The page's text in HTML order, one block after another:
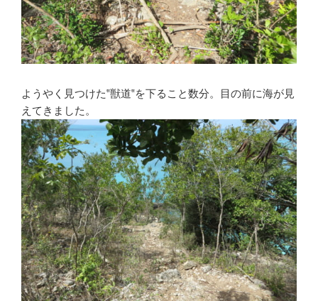
ようやく見つけた‟獣道‟を下ること数分。目の前に海が見
えてきました。